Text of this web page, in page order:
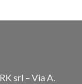
srl – Via A.